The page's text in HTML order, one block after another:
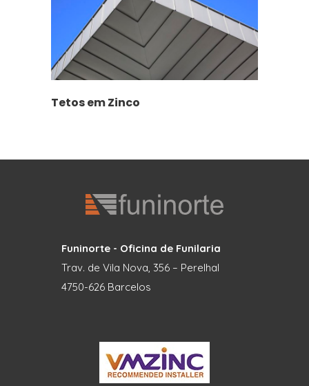
Tetos em Zinco
Funinorte - Oficina de Funilaria
Trav. de Vila Nova, 356 – Perelhal
4750-626 Barcelos